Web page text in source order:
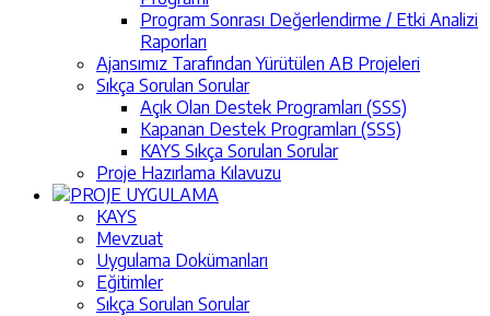
Program Sonrası Değerlendirme / Etki Analizi
Raporları
Ajansımız Tarafından Yürütülen AB Projeleri
Sıkça Sorulan Sorular
Açık Olan Destek Programları (SSS)
Kapanan Destek Programları (SSS)
KAYS Sıkça Sorulan Sorular
Proje Hazırlama Kılavuzu
PROJE UYGULAMA
KAYS
Mevzuat
Uygulama Dokümanları
Eğitimler
Sıkça Sorulan Sorular